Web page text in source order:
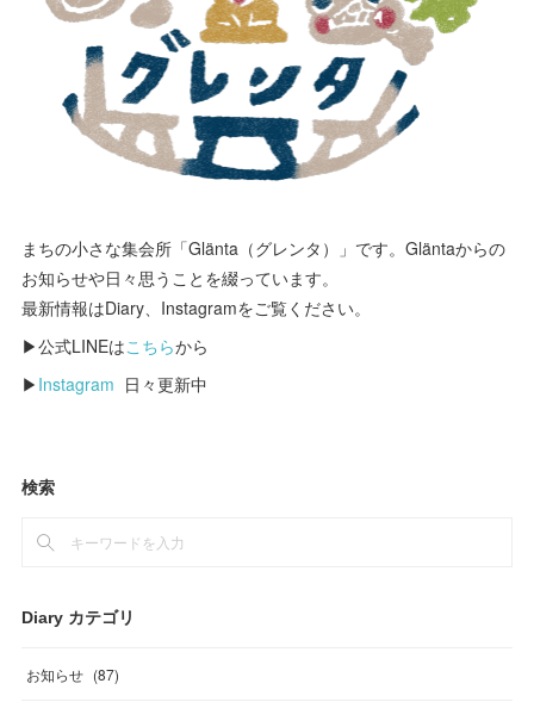
まちの小さな集会所「Glänta（グレンタ）」です。Gläntaからの
お知らせや日々思うことを綴っています。
最新情報はDiary、Instagramをご覧ください。
▶公式LINEはこちらから
▶ Instagram 日々更新中
検索
Diary カテゴリ
お知らせ (87)